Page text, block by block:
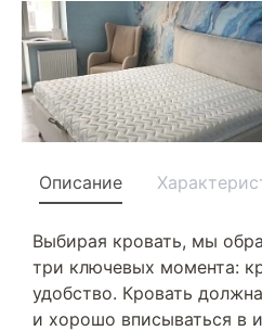
Описание
Выбирая кровать, мы
три ключевых момента:
удобство. Кровать
и хорошо вписываться в